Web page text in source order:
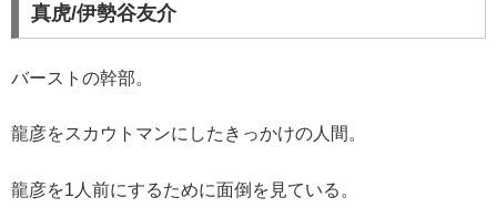
真虎/伊勢谷友介
バーストの幹部。
龍彦をスカウトマンにしたきっかけの人間。
龍彦を1人前にするために面倒を見ている。